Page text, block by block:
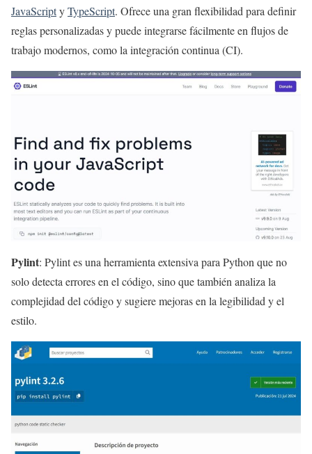
JavaScriptyTypeScript. Ofrece una gran flexibilidad para definir
reglas personalizadas y puede integrarse fácilmente en flujos de
trabajo modernos, como la integración continua (CI).
Pylint: Pylint es una herramienta extensiva para Python que no
solo detecta errores en el código, sino que también analiza la
complejidad del código y sugiere mejoras en la legibilidad y el
estilo.